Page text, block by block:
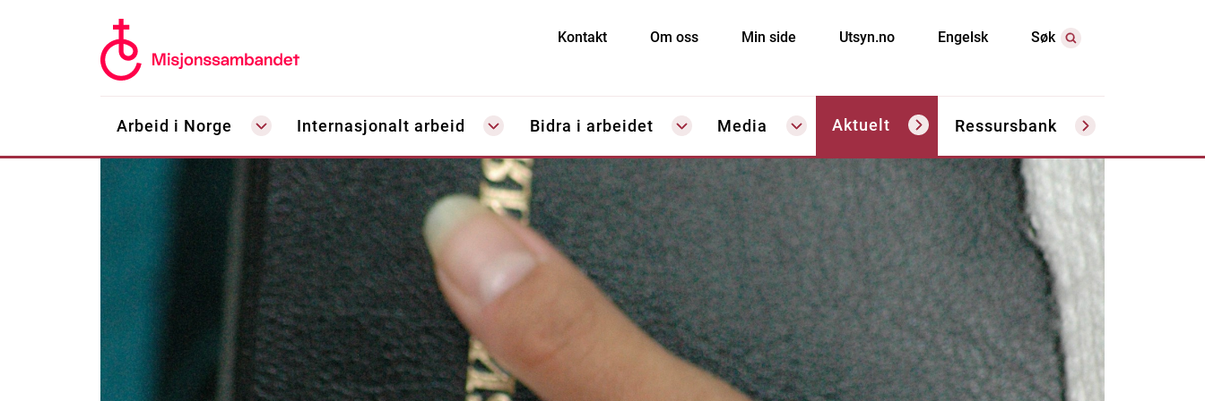
Kontakt Om oss Min side Utsyn.no Engelsk Søk
Arbeid i Norge Internasjonalt arbeid Bidra i arbeidet Media Aktuelt Ressursbank